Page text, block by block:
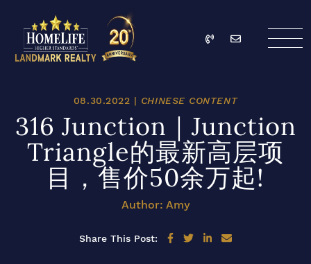
Call Email
08.30.2022 | CHINESE CONTENT
316 Junction｜Junction
Triangle的最新高层项
目，售价50余万起!
Author: Amy
Share This Post: Share on Facebook
Share on Twitter
Share on LinkedIn
Share via email